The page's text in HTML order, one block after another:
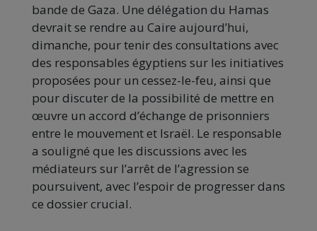
bande de Gaza. Une délégation du Hamas
devrait se rendre au Caire aujourd’hui,
dimanche, pour tenir des consultations avec
des responsables égyptiens sur les initiatives
proposées pour un cessez-le-feu, ainsi que
pour discuter de la possibilité de mettre en
œuvre un accord d’échange de prisonniers
entre le mouvement et Israël. Le responsable
a souligné que les discussions avec les
médiateurs sur l’arrêt de l’agression se
poursuivent, avec l’espoir de progresser dans
ce dossier crucial.